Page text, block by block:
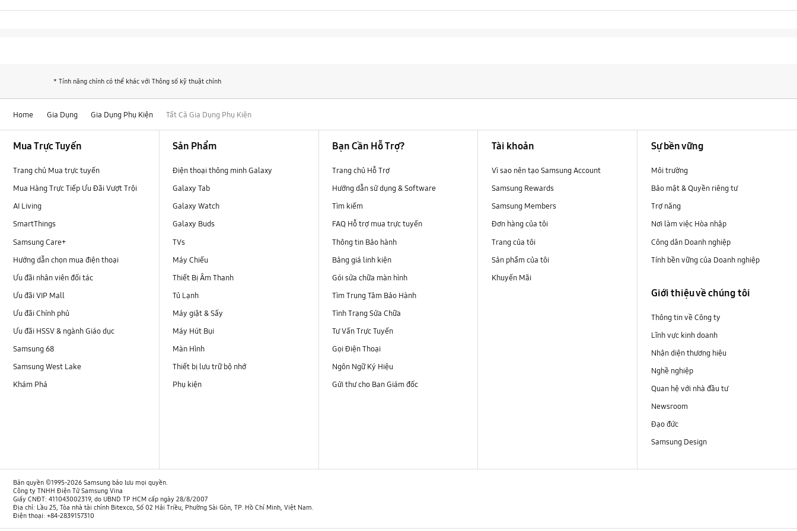
* Tính năng chính có thể khác với Thông số kỹ thuật chính
Home Gia Dụng Gia Dụng Phụ Kiện Tất Cả Gia Dụng Phụ Kiện
Mua Trực Tuyến
Trang chủ Mua trực tuyến
Mua Hàng Trực Tiếp Ưu Đãi Vượt Trội
AI Living
SmartThings
Samsung Care+
Hướng dẫn chọn mua điện thoại
Ưu đãi nhân viên đối tác
Ưu đãi VIP Mall
Ưu đãi Chính phủ
Ưu đãi HSSV & ngành Giáo dục
Samsung 68
Samsung West Lake
Khám Phá
Sản Phẩm
Điện thoại thông minh Galaxy
Galaxy Tab
Galaxy Watch
Galaxy Buds
TVs
Máy Chiếu
Thiết Bị Âm Thanh
Tủ Lạnh
Máy giặt & Sấy
Máy Hút Bụi
Màn Hình
Thiết bị lưu trữ bộ nhớ
Phụ kiện
Bạn Cần Hỗ Trợ?
Trang chủ Hỗ Trợ
Hướng dẫn sử dụng & Software
Tìm kiếm
FAQ Hỗ trợ mua trực tuyến
Thông tin Bảo hành
Bảng giá linh kiện
Gói sửa chữa màn hình
Tìm Trung Tâm Bảo Hành
Tình Trạng Sửa Chữa
Tư Vấn Trực Tuyến
Gọi Điện Thoại
Ngôn Ngữ Ký Hiệu
Gửi thư cho Ban Giám đốc
Tài khoản
Vì sao nên tạo Samsung Account
Samsung Rewards
Samsung Members
Đơn hàng của tôi
Trang của tôi
Sản phẩm của tôi
Khuyến Mãi
Sự bền vững
Môi trường
Bảo mật & Quyền riêng tư
Trợ năng
Nơi làm việc Hòa nhập
Công dân Doanh nghiệp
Tính bền vững của Doanh nghiệp
Giới thiệu về chúng tôi
Thông tin về Công ty
Lĩnh vực kinh doanh
Nhận diện thương hiệu
Nghề nghiệp
Quan hệ với nhà đầu tư
Newsroom
Đạo đức
Samsung Design
Bản quyền ©1995-2026 Samsung bảo lưu mọi quyền.
Công ty TNHH Điện Tử Samsung Vina
Giấy CNĐT: 411043002319, do UBND TP HCM cấp ngày 28/8/2007
Địa chỉ: Lầu 25, Tòa nhà tài chính Bitexco, Số 02 Hải Triều, Phường Sài Gòn, TP. Hồ Chí Minh, Việt Nam.
Điện thoại: +84-2839157310